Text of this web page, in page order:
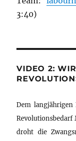
3:40)
VIDEO 2:
Dem langjährigen
Revolutionsbedarf
droht die